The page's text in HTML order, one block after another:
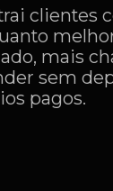
clientes
mais
sem
pagos.